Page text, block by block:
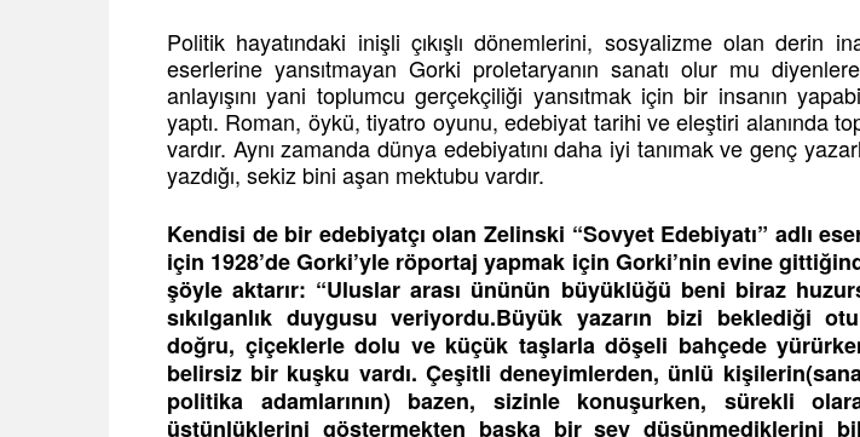
Politik hayatındaki inişli çıkışlı dönemlerini, sosyalizme olan derin
eserlerine yansıtmayan Gorki proletaryanın sanatı olur mu
anlayışını yani toplumcu gerçekçiliği yansıtmak için bir insanın
yaptı. Roman, öykü, tiyatro oyunu, edebiyat tarihi ve eleştiri alanında
vardır. Aynı zamanda dünya edebiyatını daha iyi tanımak ve genç
yazdığı, sekiz bini aşan mektubu vardır.
Kendisi de bir edebiyatçı olan Zelinski “Sovyet Edebiyatı” adlı
için 1928’de Gorki’yle röportaj yapmak için Gorki’nin evine
şöyle aktarır: “Uluslar arası ününün büyüklüğü beni biraz
sıkılganlık duygusu veriyordu.Büyük yazarın bizi beklediği
doğru, çiçeklerle dolu ve küçük taşlarla döşeli bahçede
belirsiz bir kuşku vardı. Çeşitli deneyimlerden, ünlü
politika adamlarının) bazen, sizinle konuşurken, sürekli
üstünlüklerini göstermekten başka bir şey düşünmediklerini